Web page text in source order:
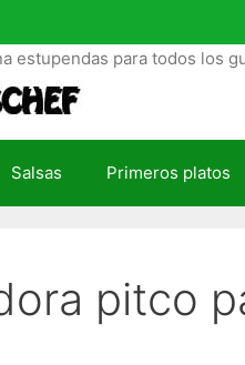
estupendas para todos los
Salsas Primeros platos
pitco